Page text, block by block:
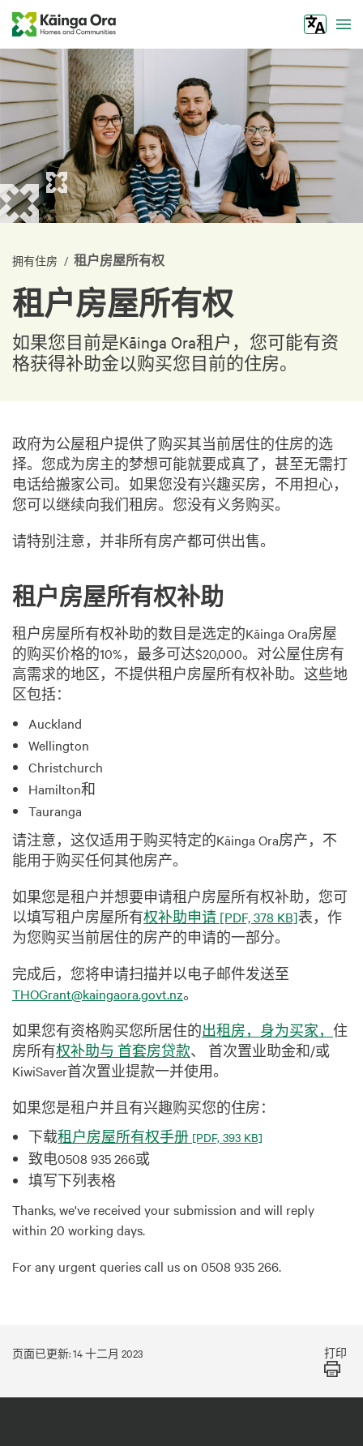
拥有住房 / 租户房屋所有权
租户房屋所有权
如果您目前是Kāinga Ora租户，您可能有资
格获得补助金以购买您目前的住房。
政府为公屋租户提供了购买其当前居住的住房的选
择。您成为房主的梦想可能就要成真了，甚至无需打
电话给搬家公司。如果您没有兴趣买房，不用担心，
您可以继续向我们租房。您没有义务购买。
请特别注意，并非所有房产都可供出售。
租户房屋所有权补助
租户房屋所有权补助的数目是选定的Kāinga Ora房屋
的购买价格的10%，最多可达$20,000。对公屋住房有
高需求的地区，不提供租户房屋所有权补助。这些地
区包括：
Auckland
Wellington
Christchurch
Hamilton和
Tauranga
请注意，这仅适用于购买特定的Kāinga Ora房产，不
能用于购买任何其他房产。
如果您是租户并想要申请租户房屋所有权补助，您可
以填写租户房屋所有权补助申请 [PDF, 378 KB]表，作
为您购买当前居住的房产的申请的一部分。
完成后，您将申请扫描并以电子邮件发送至
THOGrant@kaingaora.govt.nz。
如果您有资格购买您所居住的出租房，身为买家， 住
房所有权补助与 首套房贷款、 首次置业助金和/或
KiwiSaver首次置业提款一并使用。
如果您是租户并且有兴趣购买您的住房：
下载租户房屋所有权手册 [PDF, 393 KB]
致电0508 935 266或
填写下列表格
Thanks, we've received your submission and will reply
within 20 working days.
For any urgent queries call us on 0508 935 266.
页面已更新: 14 十二月 2023 打印